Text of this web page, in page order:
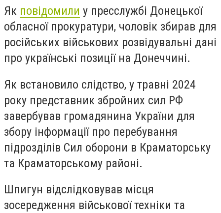
Як повідомили у пресслужбі Донецької
обласної прокуратури, чоловік збирав для
російських військових розвідувальні дані
про українські позиції на Донеччині.
Як встановило слідство, у травні 2024
року представник збройних сил РФ
завербував громадянина України для
збору інформації про перебування
підрозділів Сил оборони в Краматорську
та Краматорському районі.
Шпигун відслідковував місця
зосередження військової техніки та